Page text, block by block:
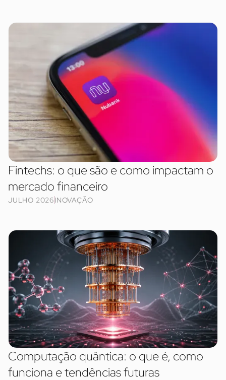
Fintechs: o que são e como impactam o
mercado financeiro
JULHO 2026INOVAÇÃO
Computação quântica: o que é, como
funciona e tendências futuras